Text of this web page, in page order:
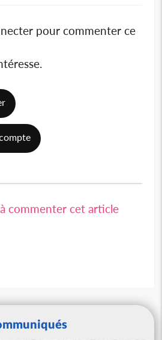
pour commenter ce
commenter cet article